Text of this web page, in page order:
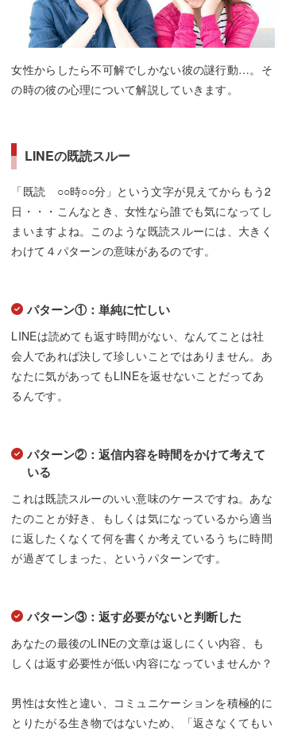
女性からしたら不可解でしかない彼の謎行動…。そ
の時の彼の心理について解説していきます。
LINEの既読スルー
「既読 ○○時○○分」という文字が見えてからもう2
日・・・こんなとき、女性なら誰でも気になってし
まいますよね。このような既読スルーには、大きく
わけて４パターンの意味があるのです。
パターン①：単純に忙しい
LINEは読めても返す時間がない、なんてことは社
会人であれば決して珍しいことではありません。あ
なたに気があってもLINEを返せないことだってあ
るんです。
パターン②：返信内容を時間をかけて考えて
いる
これは既読スルーのいい意味のケースですね。あな
たのことが好き、もしくは気になっているから適当
に返したくなくて何を書くか考えているうちに時間
が過ぎてしまった、というパターンです。
パターン③：返す必要がないと判断した
あなたの最後のLINEの文章は返しにくい内容、も
しくは返す必要性が低い内容になっていませんか？
男性は女性と違い、コミュニケーションを積極的に
とりたがる生き物ではないため、「返さなくてもい